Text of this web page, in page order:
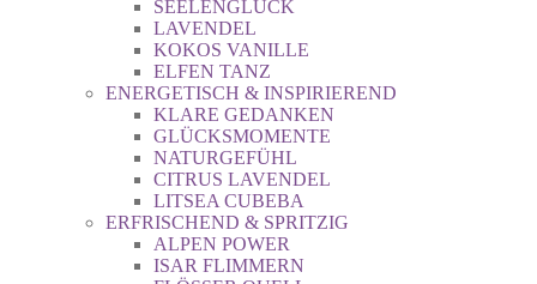
SEELENGLÜCK
LAVENDEL
KOKOS VANILLE
ELFEN TANZ
ENERGETISCH & INSPIRIEREND
KLARE GEDANKEN
GLÜCKSMOMENTE
NATURGEFÜHL
CITRUS LAVENDEL
LITSEA CUBEBA
ERFRISCHEND & SPRITZIG
ALPEN POWER
ISAR FLIMMERN